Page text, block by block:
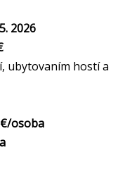
2026
ubytovaním hostí a
osoba